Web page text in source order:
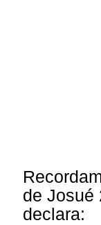
de Josué
declara: